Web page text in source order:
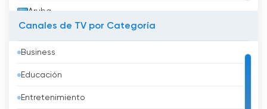
Aruba
Austria
Azerbaidzhán
Bahréin
Canales de TV por Categoría
Business
Educación
Entretenimiento